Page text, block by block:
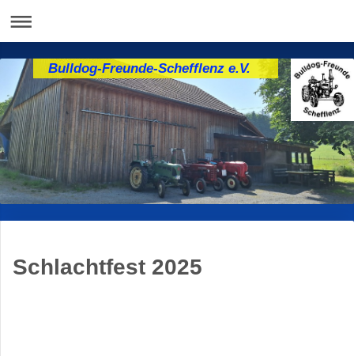
Bulldog-Freunde-Schefflenz e.V.
Schlachtfest 2025